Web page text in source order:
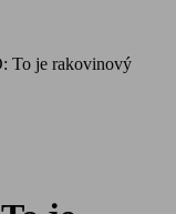
To je rakovinový